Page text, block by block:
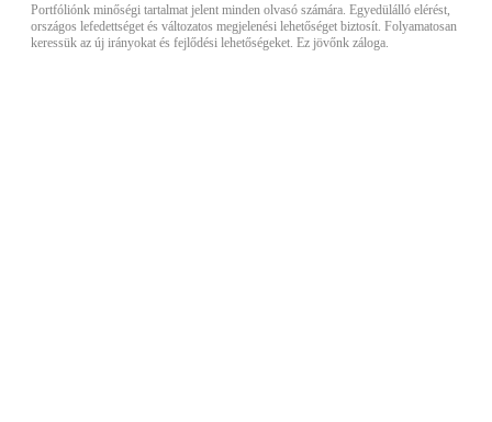
Portfóliónk minőségi tartalmat jelent minden olvasó számára. Egyedülálló elérést,
országos lefedettséget és változatos megjelenési lehetőséget biztosít. Folyamatosan
keressük az új irányokat és fejlődési lehetőségeket. Ez jövőnk záloga.